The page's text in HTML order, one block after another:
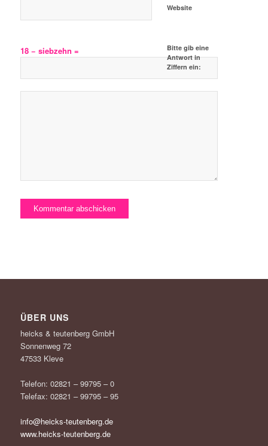
Website
Bitte gib eine
Antwort in
Ziffern ein:
18 − siebzehn =
ÜBER UNS
heicks & teutenberg GmbH
Sonnenweg 72
47533 Kleve
Telefon: 02821 – 99795 – 0
Telefax: 02821 – 99795 – 95
info@heicks-teutenberg.de
www.heicks-teutenberg.de